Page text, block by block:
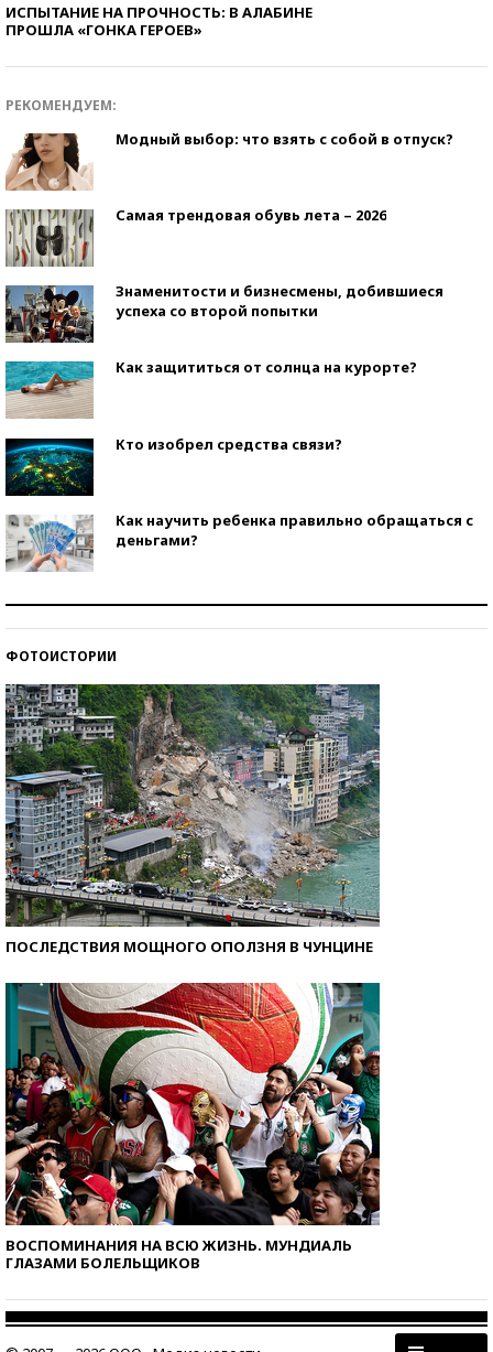
ИСПЫТАНИЕ НА ПРОЧНОСТЬ: В АЛАБИНЕ
ПРОШЛА «ГОНКА ГЕРОЕВ»
РЕКОМЕНДУЕМ:
Модный выбор: что взять с собой в отпуск?
Самая трендовая обувь лета – 2026
Знаменитости и бизнесмены, добившиеся
успеха со второй попытки
Как защититься от солнца на курорте?
Кто изобрел средства связи?
Как научить ребенка правильно обращаться с
деньгами?
ФОТОИСТОРИИ
ПОСЛЕДСТВИЯ МОЩНОГО ОПОЛЗНЯ В ЧУНЦИНЕ
ВОСПОМИНАНИЯ НА ВСЮ ЖИЗНЬ. МУНДИАЛЬ
ГЛАЗАМИ БОЛЕЛЬЩИКОВ